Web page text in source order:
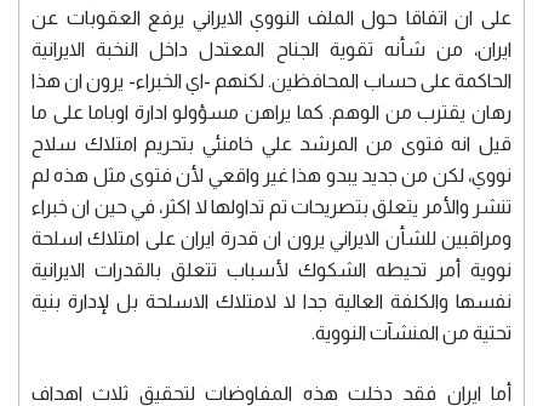
على ان اتفاقا حول الملف النووي الايراني يرفع العقوبات عن
ايران، من شأنه تقوية الجناح المعتدل داخل النخبة الايرانية
الحاكمة على حساب المحافظين. لكنهم -اي الخبراء- يرون ان هذا
رهان يقترب من الوهم. كما يراهن مسؤولو ادارة اوباما على ما
قيل انه فتوى من المرشد علي خامنئي بتحريم امتلاك سلاح
نووي، لكن من جديد يبدو هذا غير واقعي لأن فتوى مثل هذه لم
تنشر والأمر يتعلق بتصريحات تم تداولها لا اكثر، في حين ان خبراء
ومراقبين للشأن الايراني يرون ان قدرة ايران على امتلاك اسلحة
نووية أمر تحيطه الشكوك لأسباب تتعلق بالقدرات الايرانية
نفسها والكلفة العالية جدا لا لامتلاك الاسلحة بل لإدارة بنية
تحتية من المنشآت النووية.
أما ايران فقد دخلت هذه المفاوضات لتحقيق ثلاث اهداف